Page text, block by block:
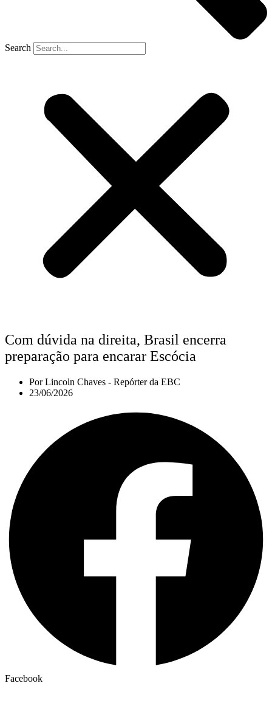
Search
Com dúvida na direita, Brasil encerra
preparação para encarar Escócia
PorLincoln Chaves - Repórter da EBC
23/06/2026
Facebook